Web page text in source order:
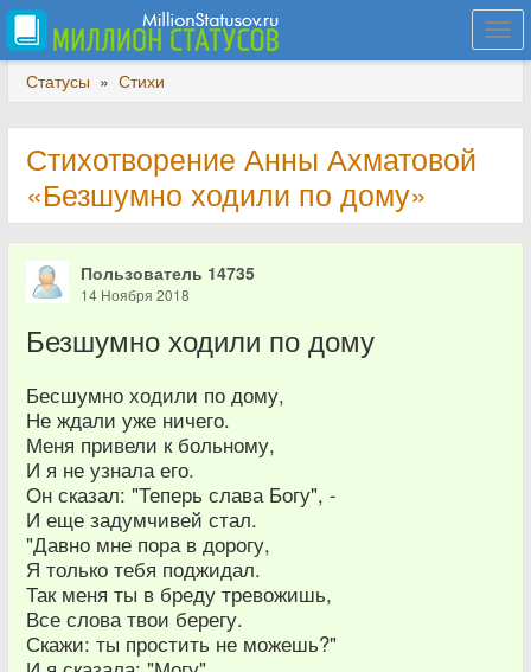
Статусы » Стихи
Стихотворение Анны Ахматовой
«Безшумно ходили по дому»
Пользователь 14735
14 Ноября 2018
Безшумно ходили по дому
Бесшумно ходили по дому,
Не ждали уже ничего.
Меня привели к больному,
И я не узнала его.
Он сказал: "Теперь слава Богу", -
И еще задумчивей стал.
"Давно мне пора в дорогу,
Я только тебя поджидал.
Так меня ты в бреду тревожишь,
Все слова твои берегу.
Скажи: ты простить не можешь?"